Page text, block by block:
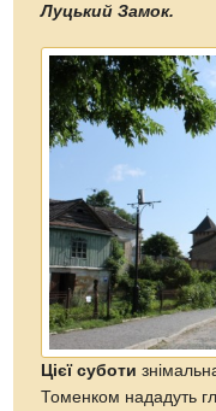
Луцький Замок.
Цієї суботи
Томенком нададуть